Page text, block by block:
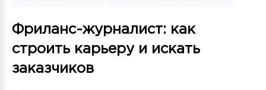
Фриланс-журналист: как
строить карьеру и искать
заказчиков